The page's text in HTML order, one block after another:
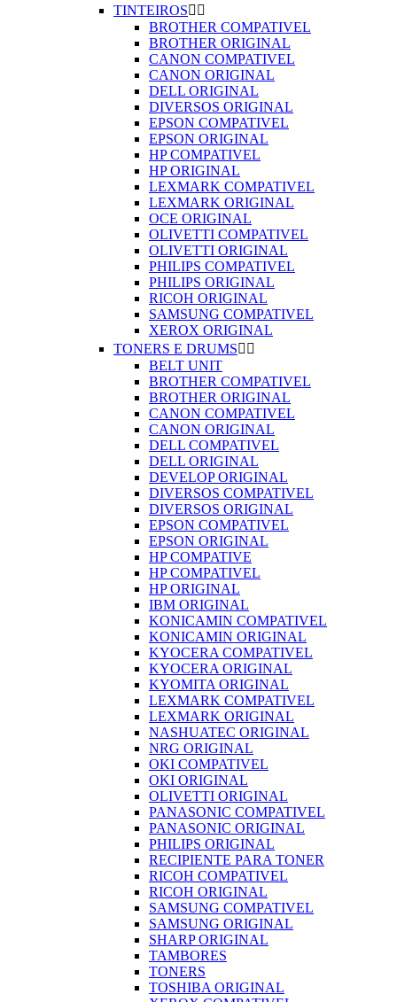
TINTEIROS 
BROTHER COMPATIVEL
BROTHER ORIGINAL
CANON COMPATIVEL
CANON ORIGINAL
DELL ORIGINAL
DIVERSOS ORIGINAL
EPSON COMPATIVEL
EPSON ORIGINAL
HP COMPATIVEL
HP ORIGINAL
LEXMARK COMPATIVEL
LEXMARK ORIGINAL
OCE ORIGINAL
OLIVETTI COMPATIVEL
OLIVETTI ORIGINAL
PHILIPS COMPATIVEL
PHILIPS ORIGINAL
RICOH ORIGINAL
SAMSUNG COMPATIVEL
XEROX ORIGINAL
TONERS E DRUMS 
BELT UNIT
BROTHER COMPATIVEL
BROTHER ORIGINAL
CANON COMPATIVEL
CANON ORIGINAL
DELL COMPATIVEL
DELL ORIGINAL
DEVELOP ORIGINAL
DIVERSOS COMPATIVEL
DIVERSOS ORIGINAL
EPSON COMPATIVEL
EPSON ORIGINAL
HP COMPATIVE
HP COMPATIVEL
HP ORIGINAL
IBM ORIGINAL
KONICAMIN COMPATIVEL
KONICAMIN ORIGINAL
KYOCERA COMPATIVEL
KYOCERA ORIGINAL
KYOMITA ORIGINAL
LEXMARK COMPATIVEL
LEXMARK ORIGINAL
NASHUATEC ORIGINAL
NRG ORIGINAL
OKI COMPATIVEL
OKI ORIGINAL
OLIVETTI ORIGINAL
PANASONIC COMPATIVEL
PANASONIC ORIGINAL
PHILIPS ORIGINAL
RECIPIENTE PARA TONER
RICOH COMPATIVEL
RICOH ORIGINAL
SAMSUNG COMPATIVEL
SAMSUNG ORIGINAL
SHARP ORIGINAL
TAMBORES
TONERS
TOSHIBA ORIGINAL